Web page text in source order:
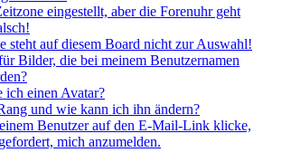
eingestellt, aber die Forenuhr geht
steht auf diesem Board nicht zur Auswahl!
Bilder, die bei meinem Benutzernamen
ich einen Avatar?
und wie kann ich ihn ändern?
Benutzer auf den E-Mail-Link klicke,
mich anzumelden.